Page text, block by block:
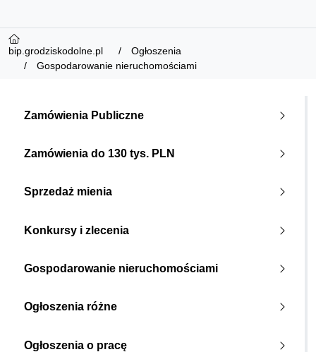
bip.grodziskodolne.pl
Ogłoszenia
Gospodarowanie nieruchomościami
Zamówienia Publiczne
Zamówienia do 130 tys. PLN
Sprzedaż mienia
Konkursy i zlecenia
Gospodarowanie nieruchomościami
Ogłoszenia różne
Ogłoszenia o pracę